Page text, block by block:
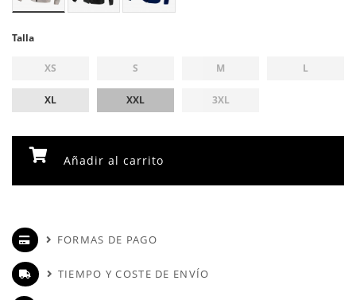
Talla
XS S M L
XL XXL 3XL
Añadir al carrito
FORMAS DE PAGO
TIEMPO Y COSTE DE ENVÍO